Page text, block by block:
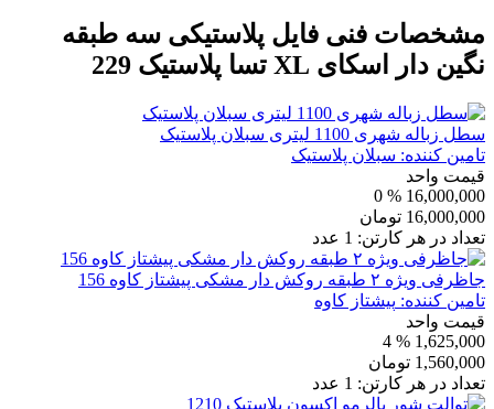
مشخصات فنی فایل پلاستیکی سه طبقه
نگین دار اسکای XL تسا پلاستیک 229
سطل زباله شهری 1100 لیتری سبلان پلاستیک
تامین کننده: سبلان پلاستیک
قیمت واحد
16,000,000
% 0
16,000,000 تومان
تعداد در هر کارتن: 1 عدد
جاظرفی ویژه ۲ طبقه روکش دار مشکی پیشتاز کاوه 156
تامین کننده: پیشتاز کاوه
قیمت واحد
1,625,000
% 4
1,560,000 تومان
تعداد در هر کارتن: 1 عدد